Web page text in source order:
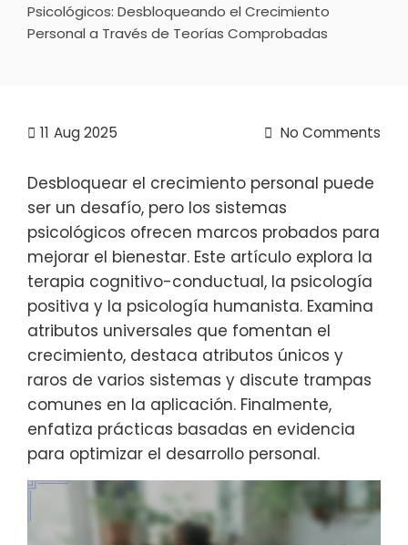
Psicológicos: Desbloqueando el Crecimiento
Personal a Través de Teorías Comprobadas
11 Aug 2025 No Comments
Desbloquear el crecimiento personal puede
ser un desafío, pero los sistemas
psicológicos ofrecen marcos probados para
mejorar el bienestar. Este artículo explora la
terapia cognitivo-conductual, la psicología
positiva y la psicología humanista. Examina
atributos universales que fomentan el
crecimiento, destaca atributos únicos y
raros de varios sistemas y discute trampas
comunes en la aplicación. Finalmente,
enfatiza prácticas basadas en evidencia
para optimizar el desarrollo personal.